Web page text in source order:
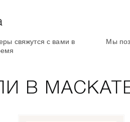
свяжутся с вами в
Мы
В